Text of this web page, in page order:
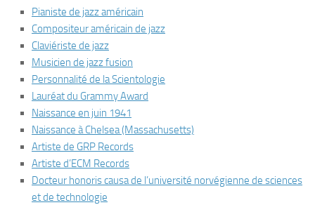
Pianiste de jazz américain
Compositeur américain de jazz
Claviériste de jazz
Musicien de jazz fusion
Personnalité de la Scientologie
Lauréat du Grammy Award
Naissance en juin 1941
Naissance à Chelsea (Massachusetts)
Artiste de GRP Records
Artiste d’ECM Records
Docteur honoris causa de l’université norvégienne de sciences
et de technologie